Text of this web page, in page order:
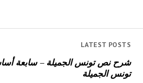
LATEST POSTS
شرح نص تونس الجميلة – سابعة
تونس الجميلة